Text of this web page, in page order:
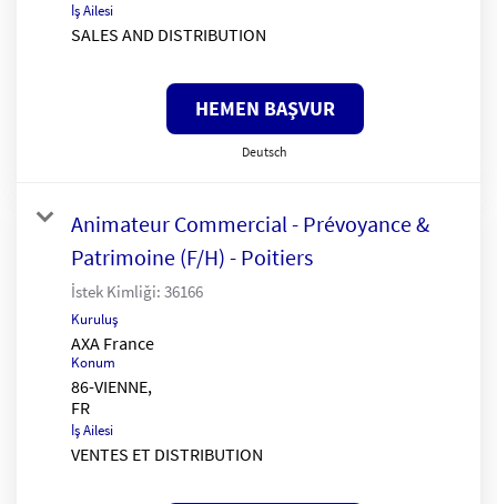
İş Ailesi
SALES AND DISTRIBUTION
HEMEN BAŞVUR
Deutsch
Animateur Commercial - Prévoyance &
Patrimoine (F/H) - Poitiers
İstek Kimliği: 36166
Kuruluş
AXA France
Konum
86-VIENNE,
İş Ailesi
VENTES ET DISTRIBUTION